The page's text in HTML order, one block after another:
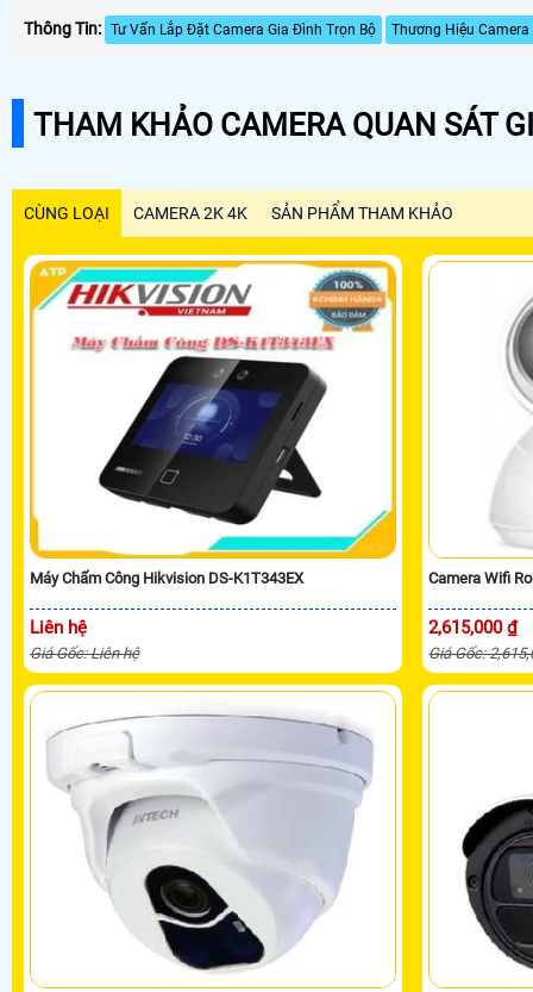
Thông Tin: Tư Vấn Lắp Đặt Camera Gia Đình Trọn Bộ Thương Hiệu
THAM KHẢO CAMERA QUAN SÁT
CÙNG LOẠI CAMERA 2K 4K SẢN PHẨM THAM KHẢO
Máy Chấm Công Hikvision DS-K1T343EX
Liên hệ
Giá Gốc: Liên hệ
Camera Wifi
2,615,000 ₫
Giá Gốc: